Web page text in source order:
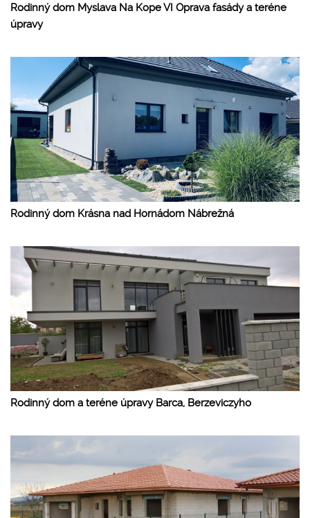
Rodinný dom Myslava Na Kope VI Oprava fasády a teréne
úpravy
Rodinný dom Krásna nad Hornádom Nábrežná
Rodinný dom a teréne úpravy Barca, Berzeviczyho